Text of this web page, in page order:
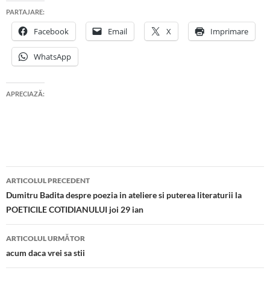
PARTAJARE:
Facebook Email X Imprimare
WhatsApp
APRECIAZĂ:
Navigare
în
articole
ARTICOLUL PRECEDENT
Dumitru Badita despre poezia in ateliere si puterea literaturii la
POETICILE COTIDIANULUI joi 29 ian
ARTICOLUL URMĂTOR
acum daca vrei sa stii